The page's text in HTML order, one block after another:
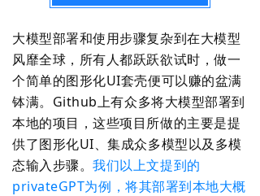
大模型部署和使用步骤复杂到在大模型
风靡全球，所有人都跃跃欲试时，做一
个简单的图形化UI套壳便可以赚的盆满
钵满。Github上有众多将大模型部署到
本地的项目，这些项目所做的主要是提
供了图形化UI、集成众多模型以及多模
态输入步骤。我们以上文提到的
privateGPT为例，将其部署到本地大概